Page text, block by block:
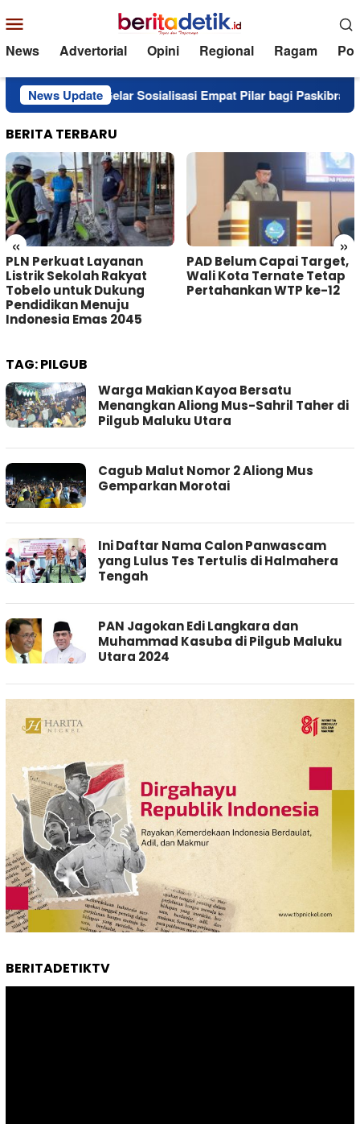
ke
kontenMobile
News Advertorial Opini Regional Ragam
News Update
Sosialisasi Empat Pilar bagi Paskibraka Progres
BERITA TERBARU
« »
PLN Perkuat Layanan
Listrik Sekolah Rakyat
Tobelo untuk Dukung
Pendidikan Menuju
Indonesia Emas 2045
PAD Belum Capai Target,
Wali Kota Ternate Tetap
Pertahankan WTP ke-12
TAG:PILGUB
Warga Makian Kayoa Bersatu
Menangkan Aliong Mus-Sahril Taher di
Pilgub Maluku Utara
Cagub Malut Nomor 2 Aliong Mus
Gemparkan Morotai
Ini Daftar Nama Calon Panwascam
yang Lulus Tes Tertulis di Halmahera
Tengah
PAN Jagokan Edi Langkara dan
Muhammad Kasuba di Pilgub Maluku
Utara 2024
BERITADETIKTV